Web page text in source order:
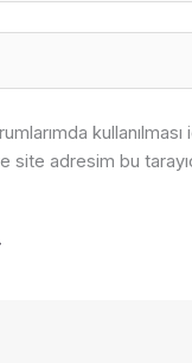
kullanılması
site adresim bu